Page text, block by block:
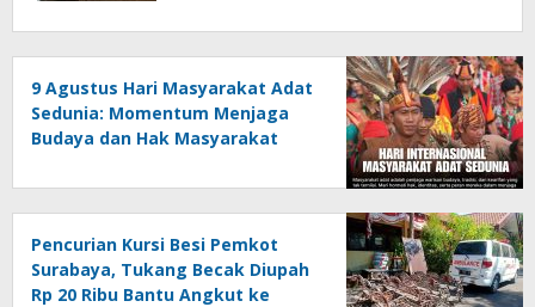
9 Agustus Hari Masyarakat Adat
Sedunia: Momentum Menjaga
Budaya dan Hak Masyarakat
Pencurian Kursi Besi Pemkot
Surabaya, Tukang Becak Diupah
Rp 20 Ribu Bantu Angkut ke